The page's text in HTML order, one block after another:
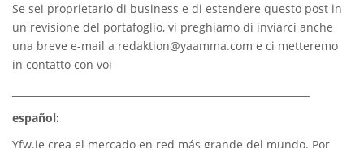
Se sei proprietario di business e di estendere questo post in
un revisione del portafoglio, vi preghiamo di inviarci anche
una breve e-mail a redaktion@yaamma.com e ci metteremo
in contatto con voi
español:
Yfw.ie crea el mercado en red más grande del mundo. Por